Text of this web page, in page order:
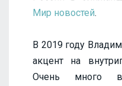
Мир новостей.
В 2019 году
акцент на
Очень много